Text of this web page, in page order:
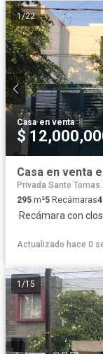
1/22
Casa·en venta
$
Casa en venta
Privada Santo Tomas
295 m²5 Recámaras4
·Recámara con
Actualizado hace 0
1 /15